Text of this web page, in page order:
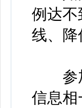
例达不
线、降
参加
信息相